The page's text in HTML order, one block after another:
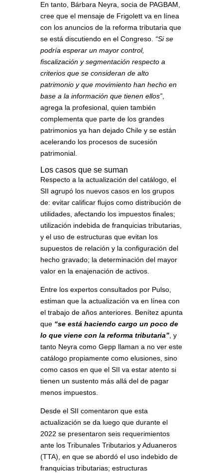
En tanto, Bárbara Neyra, socia de PAGBAM,
cree que el mensaje de Frigolett va en línea
con los anuncios de la reforma tributaria que
se está discutiendo en el Congreso. “Si se
podría esperar un mayor control,
fiscalización y segmentación respecto a
criterios que se consideran de alto
patrimonio y que movimiento han hecho en
base a la información que tienen ellos”,
agrega la profesional, quien también
complementa que parte de los grandes
patrimonios ya han dejado Chile y se están
acelerando los procesos de sucesión
patrimonial.
Los casos que se suman
Respecto a la actualización del catálogo, el
SII agrupó los nuevos casos en los grupos
de: evitar calificar flujos como distribución de
utilidades, afectando los impuestos finales;
utilización indebida de franquicias tributarias,
y el uso de estructuras que evitan los
supuestos de relación y la configuración del
hecho gravado; la determinación del mayor
valor en la enajenación de activos.
Entre los expertos consultados por Pulso,
estiman que la actualización va en línea con
el trabajo de años anteriores. Benítez apunta
que “se está haciendo cargo un poco de
lo que viene con la reforma tributaria”, y
tanto Neyra como Gepp llaman a no ver este
catálogo propiamente como elusiones, sino
como casos en que el SII va estar atento si
tienen un sustento más allá del de pagar
menos impuestos.
Desde el SII comentaron que esta
actualización se da luego que durante el
2022 se presentaron seis requerimientos
ante los Tribunales Tributarios y Aduaneros
(TTA), en que se abordó el uso indebido de
franquicias tributarias; estructuras